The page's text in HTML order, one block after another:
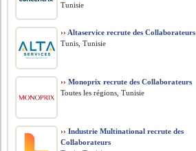
Tunisie
›› Altaservice recrute des Collaborateurs
Tunis, Tunisie
›› Monoprix recrute des Collaborateurs
Toutes les régions, Tunisie
›› Industrie Multinational recrute des
Collaborateurs